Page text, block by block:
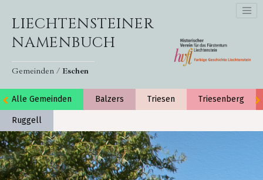
LIECHTENSTEINER
NAMENBUCH
Gemeinden / Eschen
Alle Gemeinden Balzers Triesen Triesenberg
Ruggell